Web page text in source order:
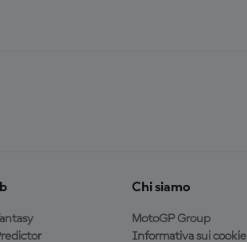
Chi siamo
MotoGP Group
Informativa sui cookie